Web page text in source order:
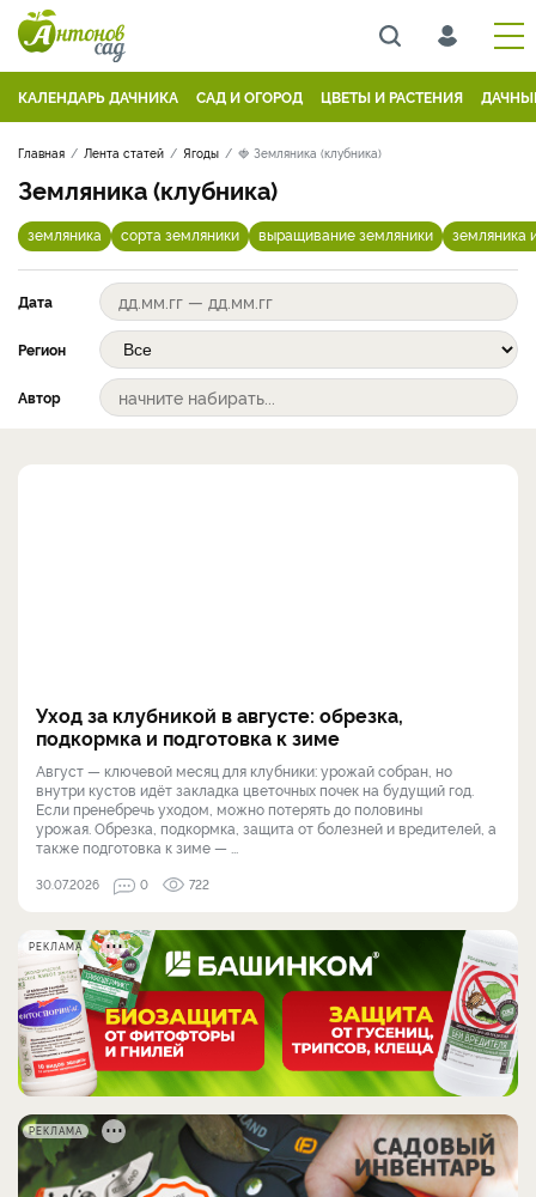
КАЛЕНДАРЬ ДАЧНИКА САД И ОГОРОД ЦВЕТЫ И РАСТЕНИЯ
Главная Лента статей Ягоды 🍓 Земляника (клубника)
Земляника (клубника)
земляника сорта земляники выращивание земляники земляника
Дата
Регион
Автор
Уход за клубникой в августе: обрезка,
подкормка и подготовка к зиме
Август — ключевой месяц для клубники: урожай собран, но
внутри кустов идёт закладка цветочных почек на будущий год.
Если пренебречь уходом, можно потерять до половины
урожая. Обрезка, подкормка, защита от болезней и вредителей, а
также подготовка к зиме — ...
30.07.2026 0 722
РЕКЛАМА
РЕКЛАМА